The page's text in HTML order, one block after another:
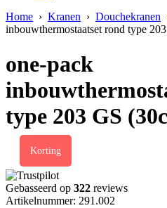
Home › Kranen › Douchekranen
inbouwthermostaatset rond type
one-pack
type 203 GS
Korting
Gebasseerd op 322 reviews
Artikelnummer: 291.002